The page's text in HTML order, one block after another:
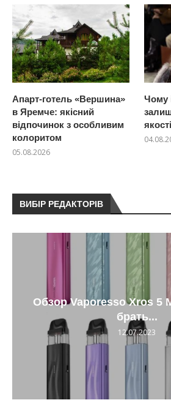
Апарт-готель «Вершина»
в Яремче: якісний
відпочинок з особливим
колоритом
05.08.2026
Чому
ВИБІР РЕДАКТОРІВ
Обзор Vaporesso Xros 5
брать...
12.07.2023